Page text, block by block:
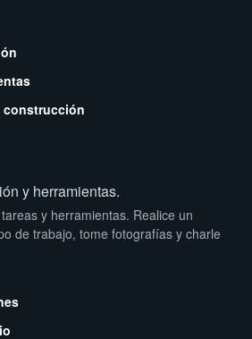
y herramientas.
y herramientas. Realice un
de trabajo, tome fotografías y charle